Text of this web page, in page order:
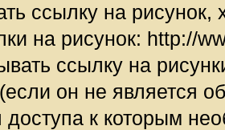
ссылку на
на рисунок: http://
ссылку на
он не является
доступа к которым